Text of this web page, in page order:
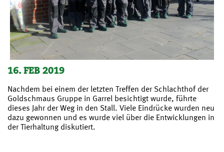
16. FEB 2019
Nachdem bei einem der letzten Treffen der Schlachthof der
Goldschmaus Gruppe in Garrel besichtigt wurde, führte
dieses Jahr der Weg in den Stall. Viele Eindrücke wurden neu
dazu gewonnen und es wurde viel über die Entwicklungen in
der Tierhaltung diskutiert.